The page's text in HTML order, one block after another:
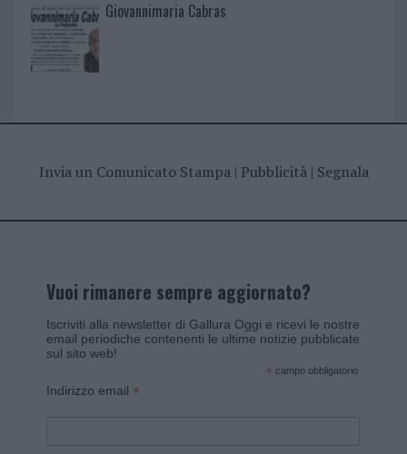
Giovannimaria Cabras
Invia un Comunicato Stampa| Pubblicità| Segnala
Vuoi rimanere sempre aggiornato?
Iscriviti alla newsletter di Gallura Oggi e ricevi le nostre
email periodiche contenenti le ultime notizie pubblicate
sul sito web!
* campo obbligatorio
Indirizzo email *